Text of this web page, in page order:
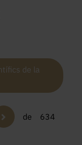
de la
de 634